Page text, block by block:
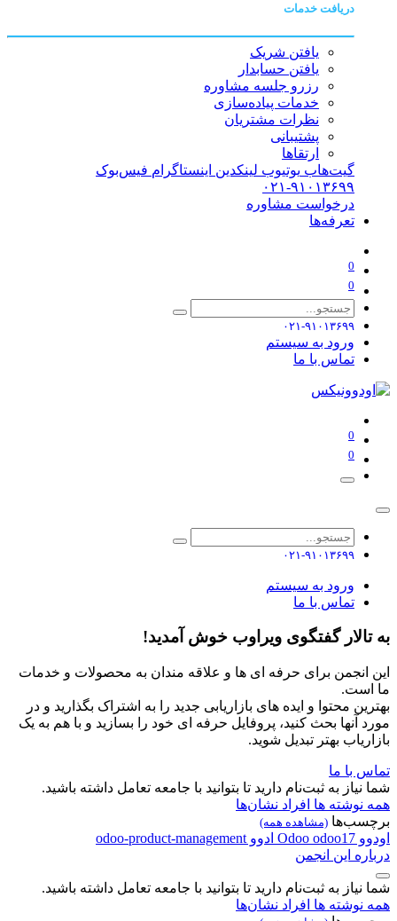
دریافت خدمات
یافتن شریک
یافتن حسابدار
رزرو جلسه مشاوره
خدمات پیاده‌سازی
نظرات مشتریان
پشتیبانی
ارتقاها
گیت‌هاب یوتیوب لینکدین اینستاگرام فیس‌بوک
۰۲۱-۹۱۰۱۳۶۹۹
درخواست مشاوره
تعرفه‌ها
0
0
۰۲۱-۹۱۰۱۳۶۹۹
ورود به سیستم
تماس با ما
0
0
۰۲۱-۹۱۰۱۳۶۹۹
ورود به سیستم
تماس با ما
به تالار گفتگوی ویراوب خوش آمدید!
این انجمن برای حرفه ای ها و علاقه مندان به محصولات و خدمات
ما است.
بهترین محتوا و ایده های بازاریابی جدید را به اشتراک بگذارید و در
مورد آنها بحث کنید، پروفایل حرفه ای خود را بسازید و با هم به یک
بازاریاب بهتر تبدیل شوید.
تماس با ما
شما نیاز به ثبت‌نام دارید تا بتوانید با جامعه تعامل داشته باشید.
همه نوشته ها افراد نشان‌ها
برچسب‌ها (مشاهده همه)
اودوو Odoo odoo17 ادوو odoo-product-management
درباره این انجمن
شما نیاز به ثبت‌نام دارید تا بتوانید با جامعه تعامل داشته باشید.
همه نوشته ها افراد نشان‌ها